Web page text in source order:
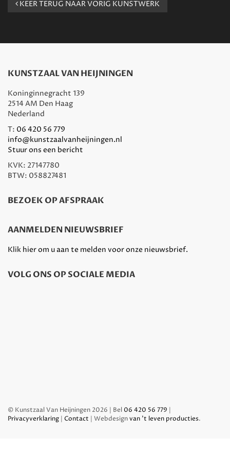
KEER TERUG NAAR VORIG KUNSTWERK
KUNSTZAAL VAN HEIJNINGEN
Koninginnegracht 139
2514 AM Den Haag
Nederland
T: 06 420 56 779
info@kunstzaalvanheijningen.nl
Stuur ons een bericht
KVK: 27147780
BTW: 058827481
BEZOEK OP AFSPRAAK
AANMELDEN NIEUWSBRIEF
Klik hier om u aan te melden voor onze nieuwsbrief.
VOLG ONS OP SOCIALE MEDIA
© Kunstzaal Van Heijningen 2026 | Bel 06 420 56 779 |
Privacyverklaring | Contact | Webdesignvan 't leven producties.